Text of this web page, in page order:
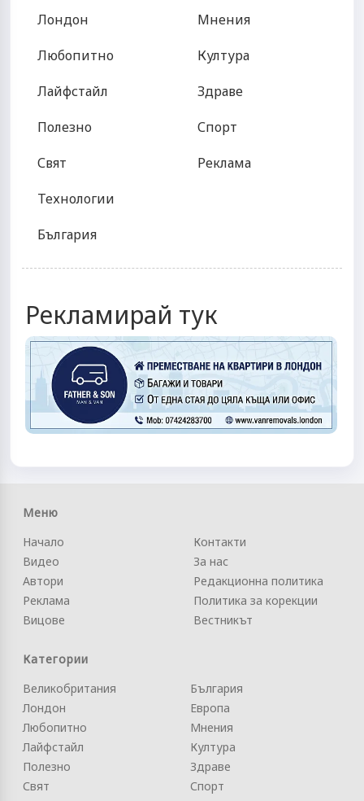
Лондон
Любопитно
Лайфстайл
Полезно
Свят
Технологии
България
Мнения
Култура
Здраве
Спорт
Реклама
Рекламирай тук
Меню
Начало
Видео
Автори
Реклама
Вицове
Контакти
За нас
Редакционна политика
Политика за корекции
Вестникът
Категории
Великобритания
Лондон
Любопитно
Лайфстайл
Полезно
Свят
България
Европа
Мнения
Култура
Здраве
Спорт